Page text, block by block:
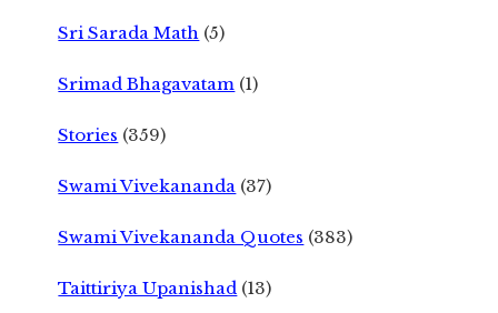
Sri Sarada Math (5)
Srimad Bhagavatam (1)
Stories (359)
Swami Vivekananda (37)
Swami Vivekananda Quotes (383)
Taittiriya Upanishad (13)